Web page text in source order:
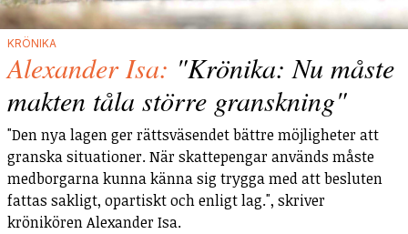
KRÖNIKA
Alexander Isa: "Krönika: Nu måste
makten tåla större granskning"
"Den nya lagen ger rättsväsendet bättre möjligheter att
granska situationer. När skattepengar används måste
medborgarna kunna känna sig trygga med att besluten
fattas sakligt, opartiskt och enligt lag.", skriver
krönikören Alexander Isa.